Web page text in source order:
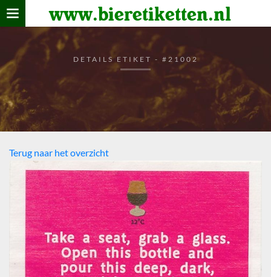
www.bieretiketten.nl
Home
verzamelen
De bierkaart
Bezoekers
DETAILS ETIKET - #21002
Terug naar het overzicht